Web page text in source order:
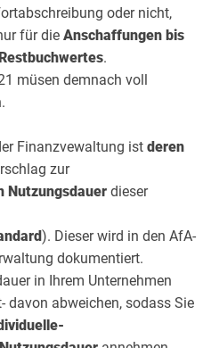
oder nicht,
für die Anschaffungen bis
.
müsen demnach voll
Finanzvewaltung ist deren
zur
Nutzungsdauer dieser
). Dieser wird in den AfA-
dokumentiert.
in Ihrem Unternehmen
davon abweichen, sodass Sie